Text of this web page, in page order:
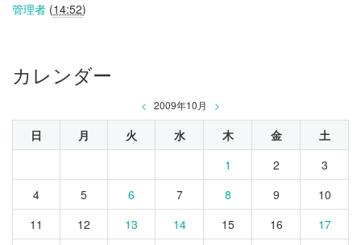
管理者 (14:52)
カレンダー
< 2009年10月 >
日 月 火 水 木 金
土
1
2
3
4
5 6 7 8 9
10
11
12 13 14 15 16
17